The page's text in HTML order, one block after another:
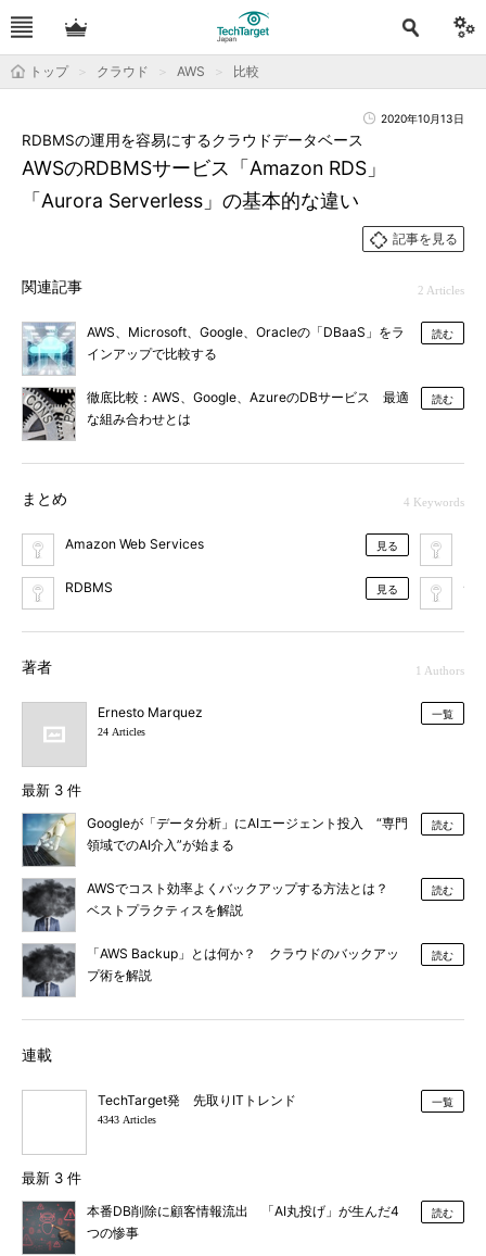
トップ クラウド AWS 比較
2020年10月13日
AWSのRDBMSサービス「Amazon RDS」
「Aurora Serverless」の基本的な違い
RDBMSの運用を容易にするクラウドデータベース
記事を見る
関連記事 2 Articles
AWS、Microsoft、Google、Oracleの「DBaaS」をラ
インアップで比較する
読む
徹底比較：AWS、Google、AzureのDBサービス 最適
な組み合わせとは
読む
まとめ 4 Keywords
Amazon Web Services 見る
RDBMS 見る デ
著者 1 Authors
Ernesto Marquez
24 Articles
一覧
最新 3 件
Googleが「データ分析」にAIエージェント投入 “専門
領域でのAI介入”が始まる
読む
AWSでコスト効率よくバックアップする方法とは？
ベストプラクティスを解説
読む
「AWS Backup」とは何か？ クラウドのバックアッ
プ術を解説
読む
連載
TechTarget発 先取りITトレンド
4343 Articles
一覧
最新 3 件
本番DB削除に顧客情報流出 「AI丸投げ」が生んだ4
つの惨事
読む